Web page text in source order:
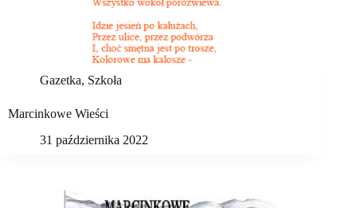
Gazetka, Szkoła
Marcinkowe Wieści
31 października 2022